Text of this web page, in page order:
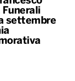
Funerali
settembre